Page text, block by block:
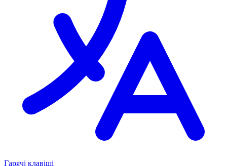
Гарячі клавіші